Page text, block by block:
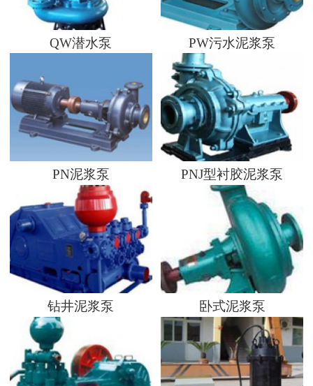
QW潜水泵 PW污水泥浆泵
PN泥浆泵 PNJ型衬胶泥浆泵
钻井泥浆泵 卧式泥浆泵